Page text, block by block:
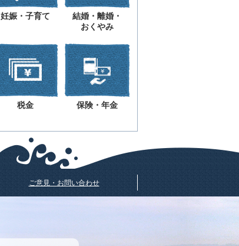
妊娠・子育て
結婚・離婚・
おくやみ
税金 保険・年金
ご意見・お問い合わせ